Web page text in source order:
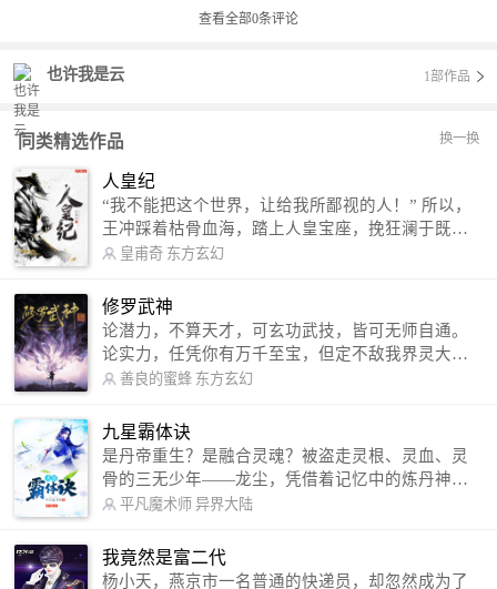
查看全部0条评论
也许我是云 1部作品
同类精选作品 换一换
人皇纪
“我不能把这个世界，让给我所鄙视的人！” 所以，
王冲踩着枯骨血海，踏上人皇宝座，挽狂澜于既
倒，扶大厦之将倾，成就了一段无上的传说！ 微信
微博：皇甫奇（地址：http://weibo.com/u/25284575
87） QQ交流群：320238210【普通群】 574501330
【VIP订阅群】 欢迎大家关注。
皇甫奇 东方玄幻
修罗武神
论潜力，不算天才，可玄功武技，皆可无师自通。
论实力，任凭你有万千至宝，但定不敌我界灵大
军。 我是谁？天下众生视我为修罗，却不知，我以
信公众号：善良的蜜蜂后援会）
善良的蜜蜂 东方玄幻
九星霸体诀
是丹帝重生？是融合灵魂？被盗走灵根、灵血、灵
骨的三无少年——龙尘，凭借着记忆中的炼丹神
术，修行神秘功法九星霸体诀，拨开重重迷雾，解
勾搭各色美女，镇压恶鬼邪神。 江湖传闻：龙
尘一到，地吼天啸。龙尘一出，鬼泣神哭。 本
平凡魔术师 异界大陆
我竟然是富二代
杨小天，燕京市一名普通的快递员，却忽然成为了